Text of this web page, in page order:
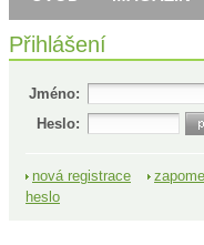
Přihlášení
Jméno:
Heslo:
nová registrace
heslo